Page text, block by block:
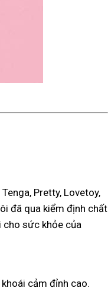
Pretty, Lovetoy,
đã qua kiểm định chất
cho sức khỏe của
cảm đỉnh cao.